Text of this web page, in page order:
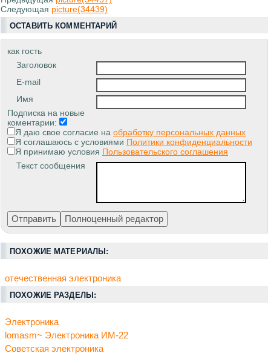
Следующая picture(34439)
ОСТАВИТЬ КОММЕНТАРИЙ
как гость
Заголовок
E-mail
Имя
Подписка на новые
коментарии:
Я даю свое согласие на обработку персональных данных
Я соглашаюсь с условиями Политики конфиденциальности
Я принимаю условия Пользовательского соглашения
Текст сообщения
ПОХОЖИЕ МАТЕРИАЛЫ:
отечественная электроника
ПОХОЖИЕ РАЗДЕЛЫ:
Электроника
lomasm~ Электроника ИМ-22
Советская электроника